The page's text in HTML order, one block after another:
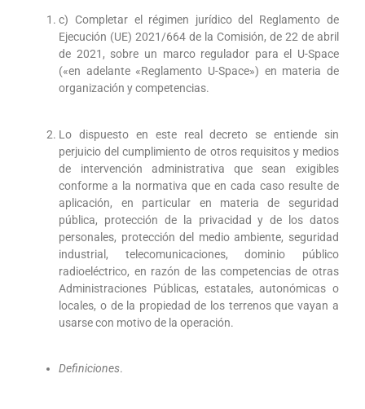
c) Completar el régimen jurídico del Reglamento de
Ejecución (UE) 2021/664 de la Comisión, de 22 de abril
de 2021, sobre un marco regulador para el U-Space
(«en adelante «Reglamento U-Space») en materia de
organización y competencias.
Lo dispuesto en este real decreto se entiende sin
perjuicio del cumplimiento de otros requisitos y medios
de intervención administrativa que sean exigibles
conforme a la normativa que en cada caso resulte de
aplicación, en particular en materia de seguridad
pública, protección de la privacidad y de los datos
personales, protección del medio ambiente, seguridad
industrial, telecomunicaciones, dominio público
radioeléctrico, en razón de las competencias de otras
Administraciones Públicas, estatales, autonómicas o
locales, o de la propiedad de los terrenos que vayan a
usarse con motivo de la operación.
Definiciones.